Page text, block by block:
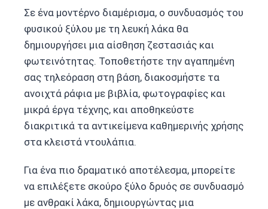
Σε ένα μοντέρνο διαμέρισμα, ο συνδυασμός του
φυσικού ξύλου με τη λευκή λάκα θα
δημιουργήσει μια αίσθηση ζεστασιάς και
φωτεινότητας. Τοποθετήστε την αγαπημένη
σας τηλεόραση στη βάση, διακοσμήστε τα
ανοιχτά ράφια με βιβλία, φωτογραφίες και
μικρά έργα τέχνης, και αποθηκεύστε
διακριτικά τα αντικείμενα καθημερινής χρήσης
στα κλειστά ντουλάπια.
Για ένα πιο δραματικό αποτέλεσμα, μπορείτε
να επιλέξετε σκούρο ξύλο δρυός σε συνδυασμό
με ανθρακί λάκα, δημιουργώντας μια